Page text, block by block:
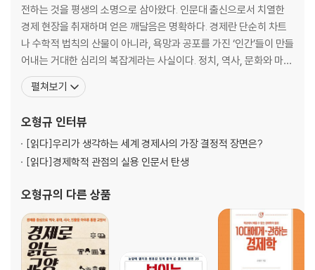
내로남불의 원천
경제와 시장의 거품은 피할 수 없는 전쟁과 같다
주식시장은 미인선발대회
03. 남들도 다 그러는데 ? 집단심리
다수의 무지
종교적 광기와 닮은 투자 광풍
집단심리는 주식 시장을 움직이는 엔진
예고된 인재라는 착각
위대한 기업의 공식은 없다
훈련된 무능과 전문가 편향
고장 난 시계도 하루 두 번은 맞는다
투자자들이 뒷북 치는 이유
전하는 것을 평생의 소명으로 삼아왔다. 인문대 출신으로서 치열한
경제 현장을 취재하며 얻은 깨달음은 명확하다. 경제란 단순히 차트
나 수학적 법칙의 산물이 아니라, 욕망과 공포를 가진 ‘인간’들이 만들
어내는 거대한 심리의 복잡계라는 사실이다. 정치, 역사, 문화와 마찬
가지로 경제 역시 인간이 빚어내는 드라마이기에, 수학적 분석을 넘
어 문학, 역사, 철학, 물리학을 아우르는 융·복합적 접근이 필수적이
의 현미경으로, 시장은 물리학의 망원경으로 들여다봐야
펼쳐보기
오형규 인터뷰
[읽다]우리가 생각하는 세계 경제사의 가장 결정적 장면은?
[읽다]경제학적 관점의 실용 인문서 탄생
오형규의 다른 상품